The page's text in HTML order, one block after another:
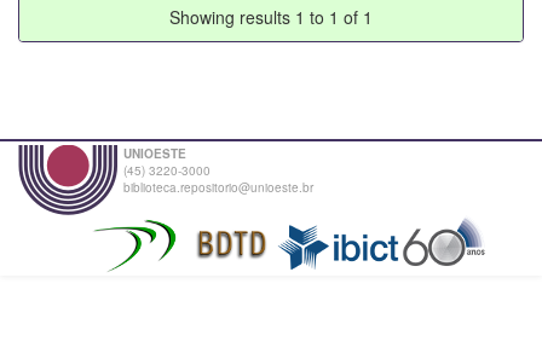
Showing results 1 to 1 of 1
UNIOESTE
(45) 3220-3000
biblioteca.repositorio@unioeste.br